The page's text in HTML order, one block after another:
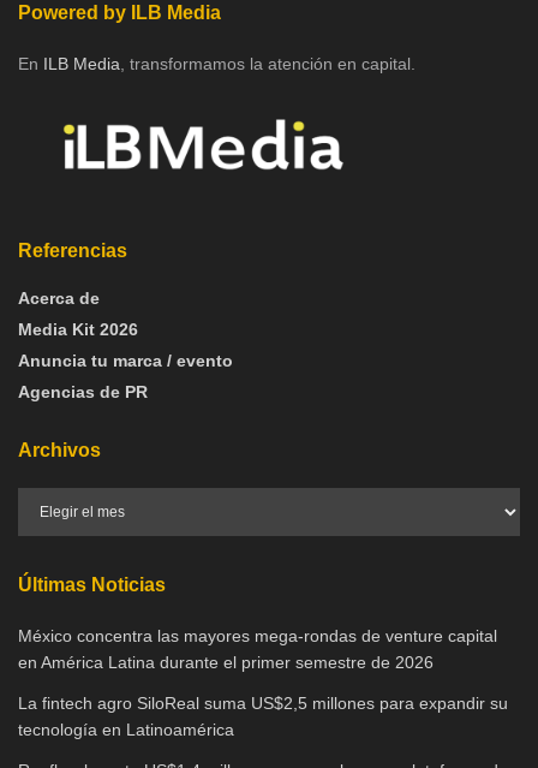
Powered by ILB Media
En ILB Media , transformamos la atención en capital.
Referencias
Acerca de
Media Kit 2026
Anuncia tu marca / evento
Agencias de PR
Archivos
Últimas Noticias
México concentra las mayores mega-rondas de venture capital
en América Latina durante el primer semestre de 2026
La fintech agro SiloReal suma US$2,5 millones para expandir su
tecnología en Latinoamérica